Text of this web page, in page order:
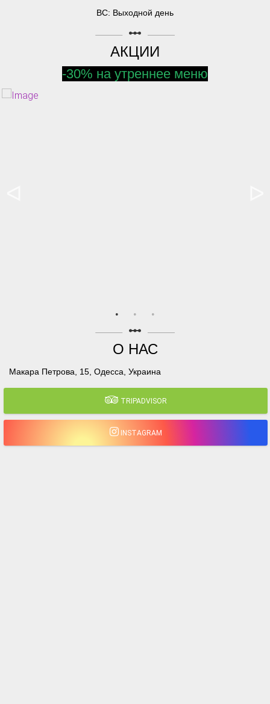
ВС: Выходной день
linear_scale
АКЦИИ
-30% на утреннее меню
linear_scale
О НАС
Макара Петрова, 15, Одесса, Украина
TRIPADVISOR
INSTAGRAM